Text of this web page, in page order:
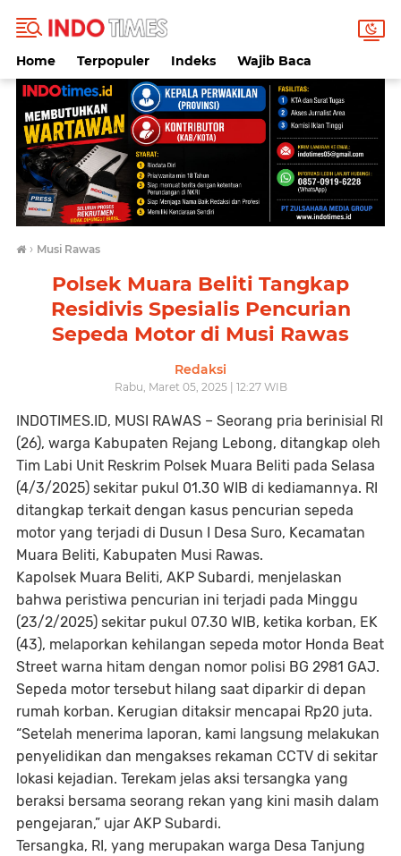
Home Terpopuler Indeks Wajib Baca
› Musi Rawas
Polsek Muara Beliti Tangkap
Residivis Spesialis Pencurian
Sepeda Motor di Musi Rawas
Redaksi
Rabu, Maret 05, 2025 | 12:27 WIB
INDOTIMES.ID, MUSI RAWAS – Seorang pria berinisial RI
(26), warga Kabupaten Rejang Lebong, ditangkap oleh
Tim Labi Unit Reskrim Polsek Muara Beliti pada Selasa
(4/3/2025) sekitar pukul 01.30 WIB di kediamannya. RI
ditangkap terkait dengan kasus pencurian sepeda
motor yang terjadi di Dusun I Desa Suro, Kecamatan
Muara Beliti, Kabupaten Musi Rawas.
Kapolsek Muara Beliti, AKP Subardi, menjelaskan
bahwa peristiwa pencurian ini terjadi pada Minggu
(23/2/2025) sekitar pukul 07.30 WIB, ketika korban, EK
(43), melaporkan kehilangan sepeda motor Honda Beat
Street warna hitam dengan nomor polisi BG 2981 GAJ.
Sepeda motor tersebut hilang saat diparkir di depan
rumah korban. Kerugian ditaksir mencapai Rp20 juta.
“Setelah menerima laporan, kami langsung melakukan
penyelidikan dan mengakses rekaman CCTV di sekitar
lokasi kejadian. Terekam jelas aksi tersangka yang
beraksi bersama seorang rekan yang kini masih dalam
pengejaran,” ujar AKP Subardi.
Tersangka, RI, yang merupakan warga Desa Tanjung